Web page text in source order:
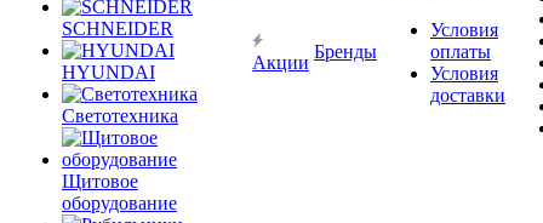
SCHNEIDER
HYUNDAI
Светотехника
Щитовое
оборудование
Акции
Бренды
Условия
оплаты
Условия
доставки